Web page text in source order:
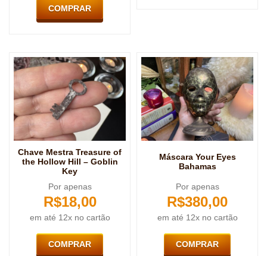
COMPRAR
Chave Mestra Treasure of
the Hollow Hill – Goblin
Key
Por apenas
R$18,00
em até 12x no cartão
COMPRAR
Máscara Your Eyes
Bahamas
Por apenas
R$380,00
em até 12x no cartão
COMPRAR